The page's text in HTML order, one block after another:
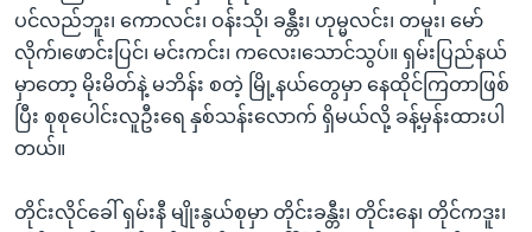
ပင်လည်ဘူး၊ ကောလင်း၊ ဝန်းသို၊ ခန္တီး၊ ဟုမ္မလင်း၊ တမူး၊ မော်
လိုက်၊ဖောင်းပြင်၊ မင်းကင်း၊ ကလေး၊သောင်သွပ်။ ရှမ်းပြည်နယ်
မှာတော့ မိုးမိတ်နဲ့ မဘိန်း စတဲ့ မြို့နယ်တွေမှာ နေထိုင်ကြတာဖြစ်
ပြီး စုစုပေါင်းလူဦးရေ နှစ်သန်းလောက် ရှိမယ်လို့ ခန့်မှန်းထားပါ
တယ်။
တိုင်းလိုင်ခေါ် ရှမ်းနီ မျိုးနွယ်စုမှာ တိုင်းခန္တီး၊ တိုင်းနေ၊ တိုင်ကဒူး၊